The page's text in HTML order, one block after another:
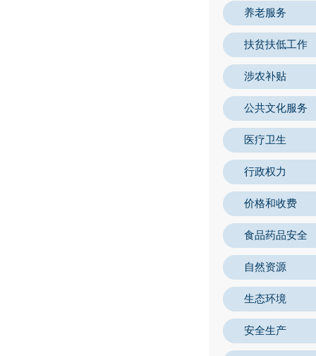
养老服务
扶贫扶低工作
涉农补贴
公共文化服务
医疗卫生
行政权力
价格和收费
食品药品安全
自然资源
生态环境
安全生产